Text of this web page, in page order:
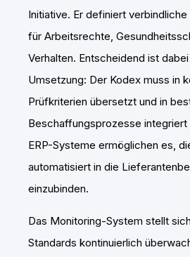
Initiative. Er definiert
für Arbeitsrechte,
Verhalten. Entscheidend ist
Umsetzung: Der Kodex muss in
Prüfkriterien übersetzt und in
Beschaffungsprozesse
ERP-Systeme ermöglichen es,
automatisiert in die
einzubinden.
Das Monitoring-System stellt
Standards kontinuierlich